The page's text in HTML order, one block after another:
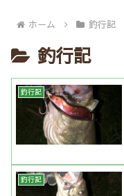
ホーム 釣行記
釣行記
釣行記
釣行記